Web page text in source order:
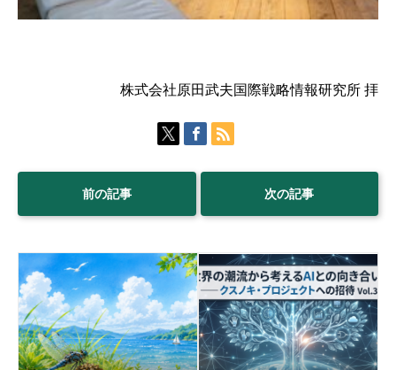
株式会社原田武夫国際戦略情報研究所 拝
前の記事 次の記事